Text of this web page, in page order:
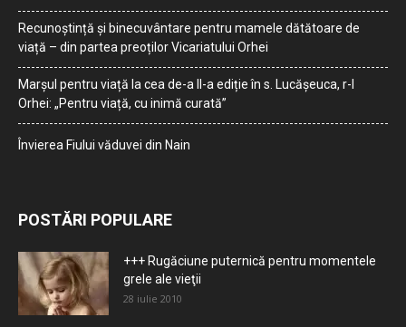
Recunoștință și binecuvântare pentru mamele dătătoare de
viață – din partea preoților Vicariatului Orhei
Marșul pentru viață la cea de-a II-a ediție în s. Lucășeuca, r-l
Orhei: „Pentru viață, cu inimă curată”
Învierea Fiului văduvei din Nain
POSTĂRI POPULARE
+++ Rugăciune puternică pentru momentele
grele ale vieţii
28 iulie 2010